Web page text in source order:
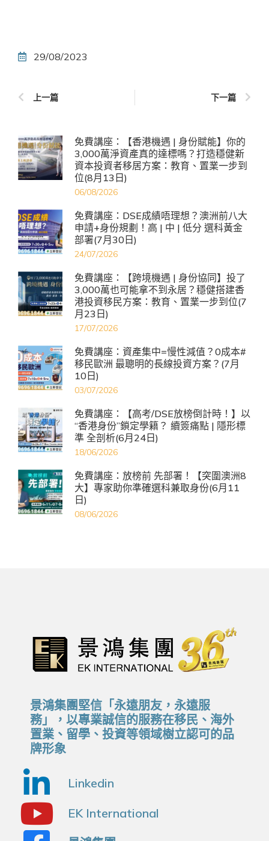
29/08/2023
上一篇 下一篇
免費講座：【香港機遇 | 身份賦能】你的
3,000萬淨資產真的達標嗎？打造穩健新
資本投資者移居方案：教育、置業一步到
位(8月13日)
06/08/2026
免費講座：DSE成績唔理想？澳洲前八大
申請+身份規劃！高 | 中 | 低分 選科黃金
部署(7月30日)
24/07/2026
免費講座：【跨境機遇 | 身份協同】投了
3,000萬也可能拿不到永居？穩健搭建香
港投資移民方案：教育、置業一步到位(7
月23日)
17/07/2026
免費講座：資產集中=慢性減值？0成本#
移民歐洲 最聰明的長線投資方案？(7月
10日)
03/07/2026
免費講座：【高考/DSE放榜倒計時！】以
“香港身份”鎖定學籍？ 續簽痛點 | 隱形標
準 全剖析(6月24日)
18/06/2026
免費講座：放榜前 先部署！【突圍澳洲8
大】專家助你準確選科兼取身份(6月11
日)
08/06/2026
景鴻集團堅信「永遠朋友，永遠服
務」，以專業誠信的服務在移民、海外
置業、留學、投資等領域樹立認可的品
牌形象
Linkedin
EK International